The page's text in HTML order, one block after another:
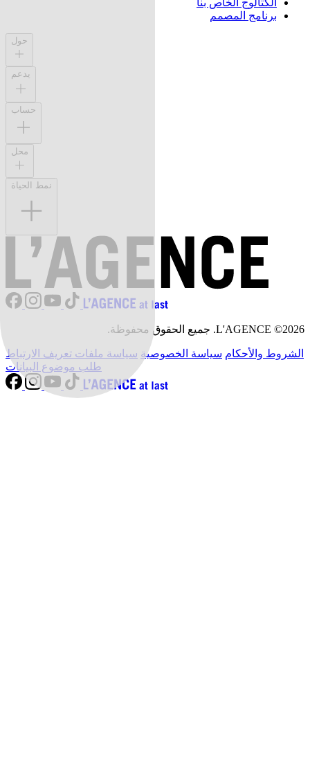
الكتالوج الخاص بنا
برنامج المصمم
حول
يدعم
حساب
محل
نمط الحياة
L'AGENCE ©2026. جميع الحقوق محفوظة.
الشروط والأحكام سياسة الخصوصية سياسة ملفات تعريف الارتباط
طلب موضوع البيانات